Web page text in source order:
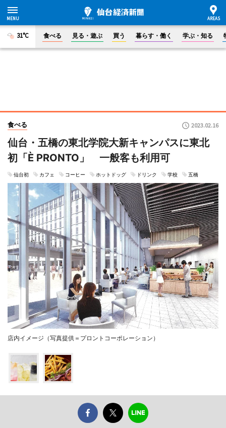
31°C 食べる 見る・遊ぶ 買う 暮らす・働く 学ぶ・知る
食べる 2023.02.16
仙台・五橋の東北学院大新キャンパスに東北
初「È PRONTO」 一般客も利用可
仙台初 カフェ コーヒー ホットドッグ ドリンク 学校 五橋
店内イメージ（写真提供＝プロントコーポレーション）